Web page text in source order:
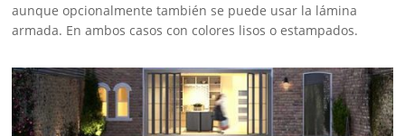
aunque opcionalmente también se puede usar la lámina
armada. En ambos casos con colores lisos o estampados.